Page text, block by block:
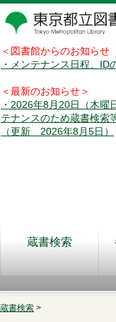
＜図書館からのお知ら
・メンテナンス日程、
＜最新のお知らせ＞
・2026年8月20日（木
テナンスのため蔵書検索
（更新 2026年8月5日）
蔵書検索
蔵書検索 >